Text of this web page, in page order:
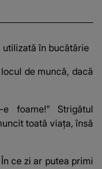
utilizată în bucătărie
de muncă, dacă
foame!” Strigătul
toată viața, însă
ce zi ar putea primi